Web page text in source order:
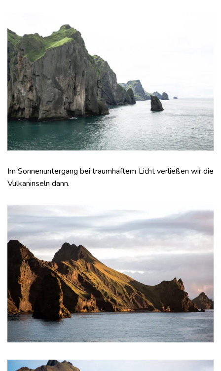
Im Sonnenuntergang bei traumhaftem Licht verließen wir die
Vulkaninseln dann.